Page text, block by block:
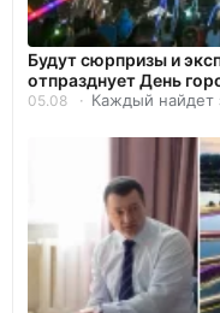
Будут сюрпризы и
отпразднует День
05.08 Каждый найдет